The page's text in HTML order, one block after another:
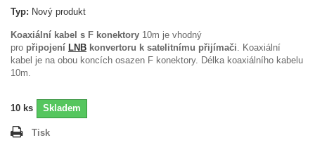
Typ: Nový produkt
Koaxiální kabel s F konektory 10m je vhodný
pro připojení LNB konvertoru k satelitnímu přijímači. Koaxiální
kabel je na obou koncích osazen F konektory. Délka koaxiálního kabelu
10m.
10 ks Skladem
Tisk